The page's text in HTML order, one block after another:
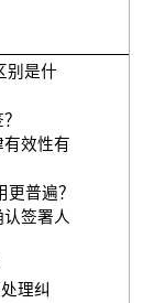
别是什
效性有
普遍？
签署人
理纠